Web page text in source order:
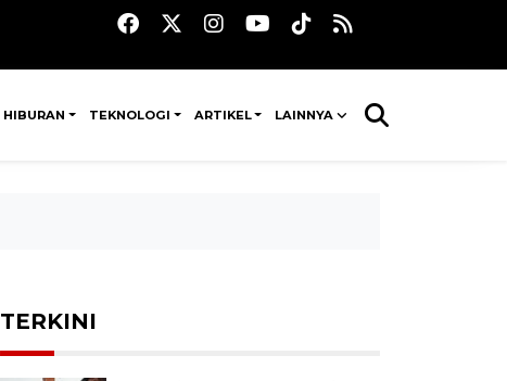
HIBURAN TEKNOLOGI ARTIKEL LAINNYA
TERKINI